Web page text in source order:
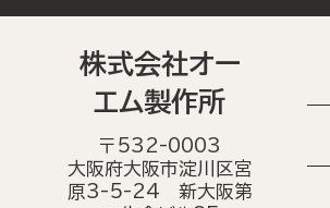
株式会社オー
エム製作所
〒532-0003
大阪府大阪市淀川区宮
原3-5-24 新大阪第